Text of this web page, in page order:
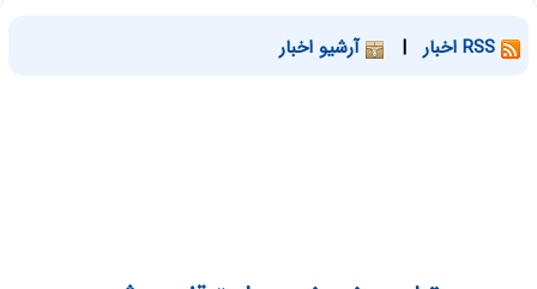
| آرشیو اخبار